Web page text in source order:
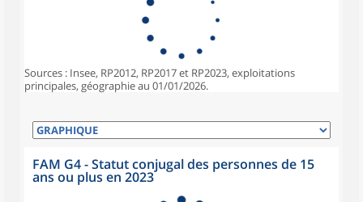
Sources : Insee, RP2012, RP2017 et RP2023, exploitations
principales, géographie au 01/01/2026.
FAM G4 - Statut conjugal des personnes de 15
ans ou plus en 2023